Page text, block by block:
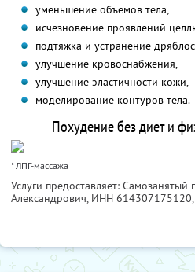
уменьшение объемов тела,
исчезновение проявлений
подтяжка и устранение
улучшение кровоснабжения,
улучшение эластичности кожи,
моделирование контуров тела.
Похудение без диет и
* ЛПГ-массажа
Услуги предоставляет:
Александрович, ИНН 614307175120